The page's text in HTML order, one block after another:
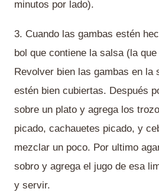
minutos por lado).
3. Cuando las gambas estén
bol que contiene la salsa (la
Revolver bien las gambas en la
estén bien cubiertas. Después
sobre un plato y agrega los
picado, cachauetes picado, y
mezclar un poco. Por ultimo
sobro y agrega el jugo de esa
y servir.